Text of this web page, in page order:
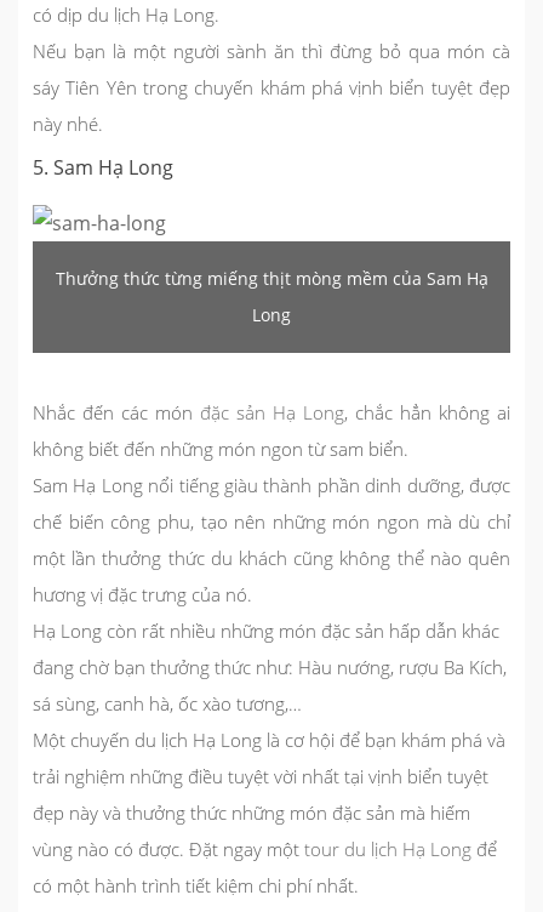
có dịp du lịch Hạ Long.
Nếu bạn là một người sành ăn thì đừng bỏ qua món cà
sáy Tiên Yên trong chuyến khám phá vịnh biển tuyệt đẹp
này nhé.
5. Sam Hạ Long
Thưởng thức từng miếng thịt mòng mềm của Sam Hạ
Long
Nhắc đến các món đặc sản Hạ Long, chắc hẳn không ai
không biết đến những món ngon từ sam biển.
Sam Hạ Long nổi tiếng giàu thành phần dinh dưỡng, được
chế biến công phu, tạo nên những món ngon mà dù chỉ
một lần thưởng thức du khách cũng không thể nào quên
hương vị đặc trưng của nó.
Hạ Long còn rất nhiều những món đặc sản hấp dẫn khác
đang chờ bạn thưởng thức như: Hàu nướng, rượu Ba Kích,
sá sùng, canh hà, ốc xào tương,…
Một chuyến du lịch Hạ Long là cơ hội để bạn khám phá và
trải nghiệm những điều tuyệt vời nhất tại vịnh biển tuyệt
đẹp này và thưởng thức những món đặc sản mà hiếm
vùng nào có được. Đặt ngay một tour du lịch Hạ Long để
có một hành trình tiết kiệm chi phí nhất.